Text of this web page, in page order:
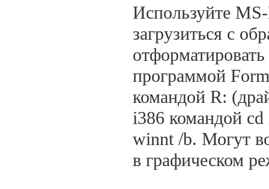
Используйте
загрузиться с
программой
командой R:
i386 командой cd
winnt /b. Могут
в графическом